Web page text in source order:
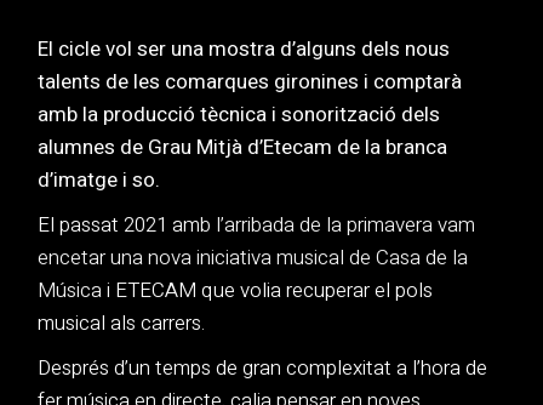
El cicle vol ser una mostra d’alguns dels nous
talents de les comarques gironines i comptarà
amb la producció tècnica i sonorització dels
alumnes de Grau Mitjà d’Etecam de la branca
d’imatge i so.
El passat 2021 amb l’arribada de la primavera vam
encetar una nova iniciativa musical de Casa de la
Músicai ETECAM que volia recuperar el pols
musical als carrers.
Després d’un temps de gran complexitat a l’hora de